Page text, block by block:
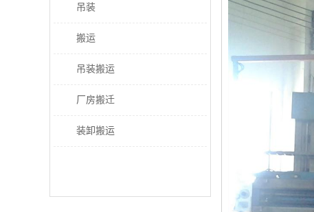
吊装
搬运
吊装搬运
厂房搬迁
装卸搬运